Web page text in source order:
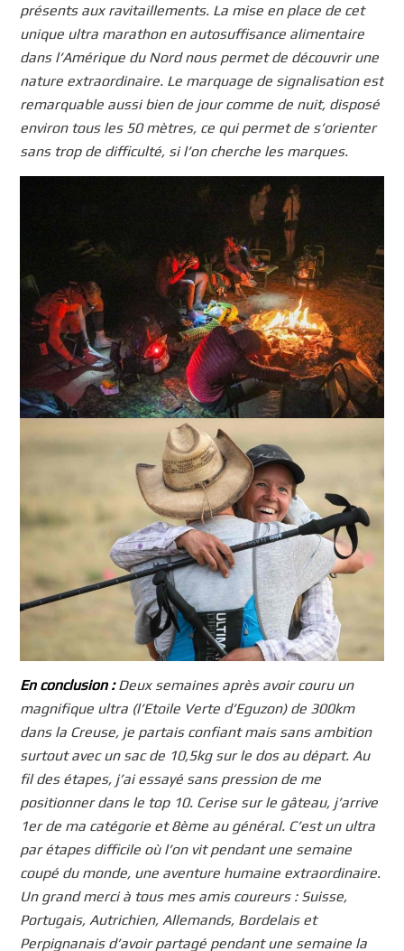
présents aux ravitaillements. La mise en place de cet
unique ultra marathon en autosuffisance alimentaire
dans l’Amérique du Nord nous permet de découvrir une
nature extraordinaire. Le marquage de signalisation est
remarquable aussi bien de jour comme de nuit, disposé
environ tous les 50 mètres, ce qui permet de s’orienter
sans trop de difficulté, si l’on cherche les marques.
En conclusion :Deux semaines après avoir couru un
magnifique ultra (l’Etoile Verte d’Eguzon) de 300km
dans la Creuse, je partais confiant mais sans ambition
surtout avec un sac de 10,5kg sur le dos au départ. Au
fil des étapes, j’ai essayé sans pression de me
positionner dans le top 10. Cerise sur le gâteau, j’arrive
1er de ma catégorie et 8ème au général. C’est un ultra
par étapes difficile où l’on vit pendant une semaine
coupé du monde, une aventure humaine extraordinaire.
Un grand merci à tous mes amis coureurs : Suisse,
Portugais, Autrichien, Allemands, Bordelais et
Perpignanais d’avoir partagé pendant une semaine la